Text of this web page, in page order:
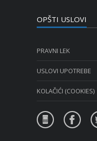
OPŠTI USLOVI
PRAVNI LEK
USLOVI UPOTREBE
KOLAČIĆI (COOKIES)